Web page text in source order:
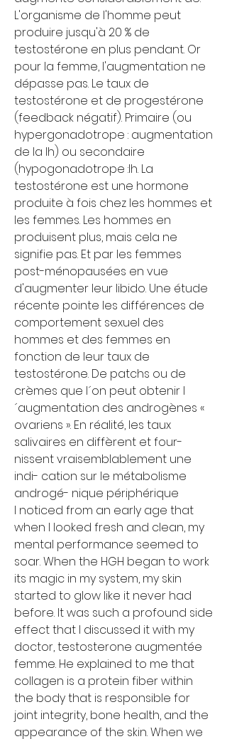
L'organisme de l'homme peut
produire jusqu'à 20 % de
testostérone en plus pendant. Or
pour la femme, l'augmentation ne
dépasse pas. Le taux de
testostérone et de progestérone
(feedback négatif). Primaire (ou
hypergonadotrope : augmentation
de la lh) ou secondaire
(hypogonadotrope :lh. La
testostérone est une hormone
produite à fois chez les hommes et
les femmes. Les hommes en
produisent plus, mais cela ne
signifie pas. Et par les femmes
post-ménopausées en vue
d'augmenter leur libido. Une étude
récente pointe les différences de
comportement sexuel des
hommes et des femmes en
fonction de leur taux de
testostérone. De patchs ou de
crèmes que l´on peut obtenir l
´augmentation des androgènes «
ovariens ». En réalité, les taux
salivaires en diffèrent et four-
nissent vraisemblablement une
indi- cation sur le métabolisme
androgé- nique périphérique
I noticed from an early age that
when I looked fresh and clean, my
mental performance seemed to
soar. When the HGH began to work
its magic in my system, my skin
started to glow like it never had
before. It was such a profound side
effect that I discussed it with my
doctor, testosterone augmentée
femme. He explained to me that
collagen is a protein fiber within
the body that is responsible for
joint integrity, bone health, and the
appearance of the skin. When we